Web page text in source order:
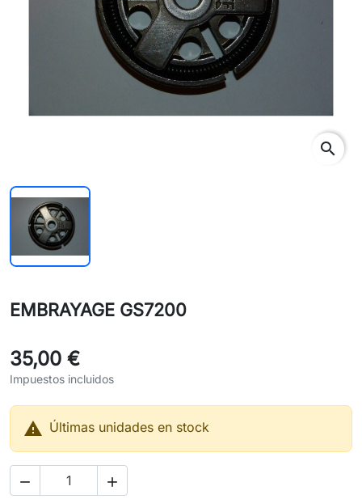
search
EMBRAYAGE GS7200
35,00 €
Impuestos incluidos
 Últimas unidades en stock
 